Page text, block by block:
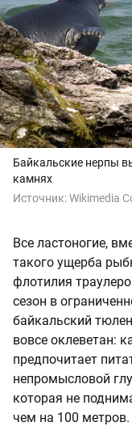
Байкальские нерпы
камнях
Источник:Wikimedia
Все ластоногие,
такого ущерба
флотилия
сезон в
байкальский
вовсе оклеветан:
предпочитает
непромысловой
которая не
чем на 100 метров.